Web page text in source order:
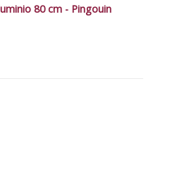
80 cm - Pingouin